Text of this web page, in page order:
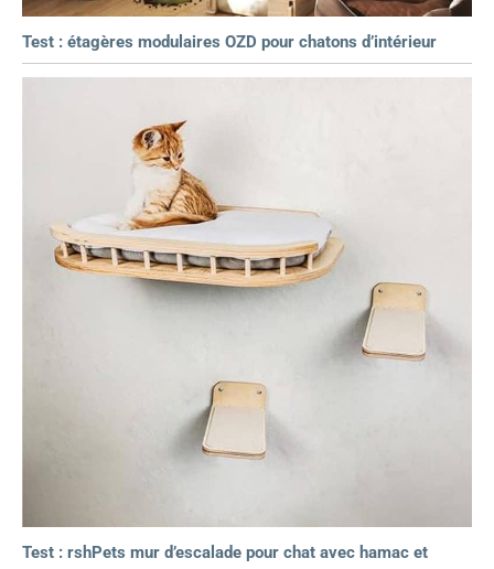
Test : étagères modulaires OZD pour chatons d’intérieur
Test : rshPets mur d’escalade pour chat avec hamac et